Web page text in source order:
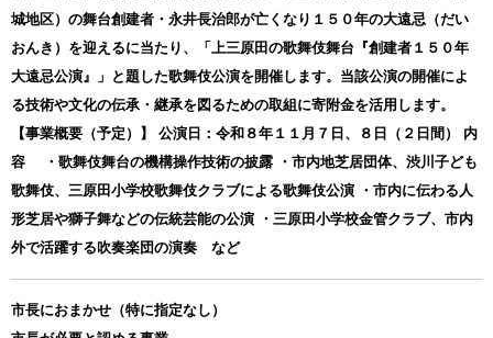
城地区）の舞台創建者・永井長治郎が亡くなり１５０年の大遠忌（だい
おんき）を迎えるに当たり、「上三原田の歌舞伎舞台『創建者１５０年
大遠忌公演』」と題した歌舞伎公演を開催します。当該公演の開催によ
る技術や文化の伝承・継承を図るための取組に寄附金を活用します。
【事業概要（予定）】 公演日：令和８年１１月７日、８日（２日間） 内
容 ・歌舞伎舞台の機構操作技術の披露 ・市内地芝居団体、渋川子ども
歌舞伎、三原田小学校歌舞伎クラブによる歌舞伎公演 ・市内に伝わる人
形芝居や獅子舞などの伝統芸能の公演 ・三原田小学校金管クラブ、市内
外で活躍する吹奏楽団の演奏 など
市長におまかせ（特に指定なし）